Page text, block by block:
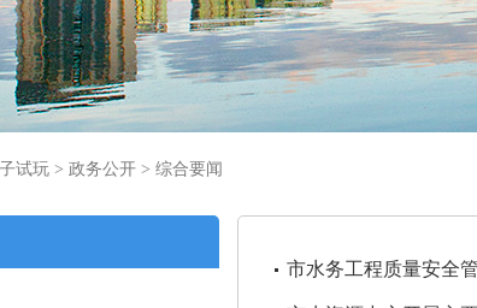
试玩 > 政务公开 > 综合要闻
市水务工程质量安全